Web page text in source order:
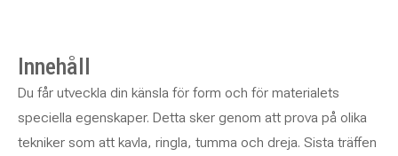
Innehåll
Du får utveckla din känsla för form och för materialets
speciella egenskaper. Detta sker genom att prova på olika
tekniker som att kavla, ringla, tumma och dreja. Sista träffen